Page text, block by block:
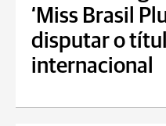
‘Miss Brasil
disputar o
internacional